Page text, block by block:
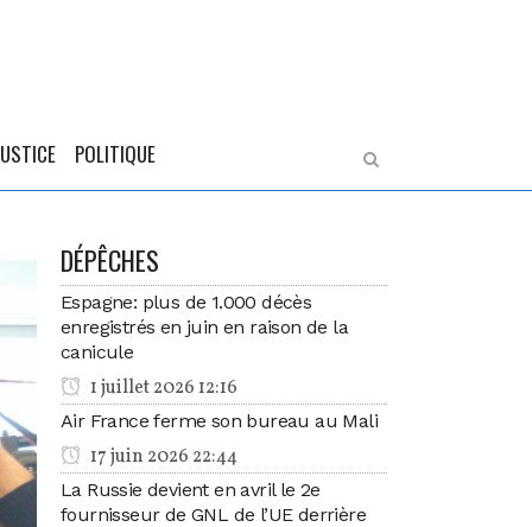
POLITIQUE
DÉPÊCHES
Espagne: plus de 1.000 décès
enregistrés en juin en raison de la
canicule
1 juillet 2026 12:16
Air France ferme son bureau au Mali
17 juin 2026 22:44
La Russie devient en avril le 2e
fournisseur de GNL de l’UE derrière